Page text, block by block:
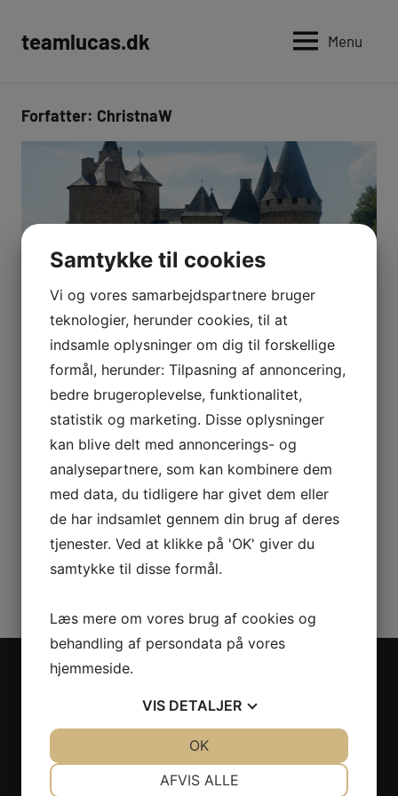
teamlucas.dk Menu
Forfatter: ChristnaW
Ejendom
Ejendomsservice København: skal du
være med?
ChristnaW 15. marts 2021
Hej alle sammen. I dag her på bloggen skal vi tale om
Ejendomsservice i København. Det er noget, som du
også kan få del i, […]
Søg indhold
Kategorier
Samtykke til cookies
Vi og vores samarbejdspartnere bruger
teknologier, herunder cookies, til at
indsamle oplysninger om dig til forskellige
formål, herunder: Tilpasning af annoncering,
bedre brugeroplevelse, funktionalitet,
statistik og marketing. Disse oplysninger
kan blive delt med annoncerings- og
analysepartnere, som kan kombinere dem
med data, du tidligere har givet dem eller
de har indsamlet gennem din brug af deres
tjenester. Ved at klikke på 'OK' giver du
samtykke til disse formål.
Læs mere om vores brug af cookies og
behandling af persondata på vores
hjemmeside.
VIS DETALJER
AFVIS ALLE
OK